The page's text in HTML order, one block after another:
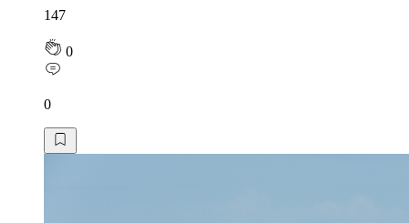
147
0
0